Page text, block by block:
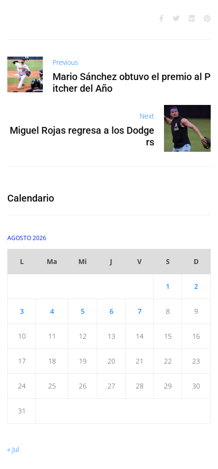
Previous
Mario Sánchez obtuvo el premio al P
itcher del Año
Next
Miguel Rojas regresa a los Dodge
rs
Calendario
AGOSTO 2026
L Ma Mi J V S D
1 2
3 4 5 6 7 8 9
10 11 12 13 14 15 16
17 18 19 20 21 22 23
24 25 26 27 28 29 30
31
« Jul